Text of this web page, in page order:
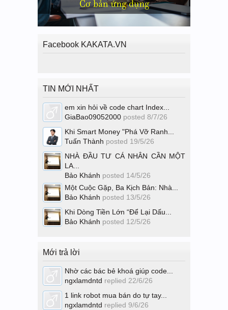
Facebook KAKATA.VN
TIN MỚI NHẤT
em xin hỏi về code chart Index...
GiaBao09052000 posted 8/7/26
Khi Smart Money "Phá Vỡ Ranh...
Tuấn Thành posted 19/5/26
NHÀ ĐẦU TƯ CÁ NHÂN CẦN MỘT
LA...
Bảo Khánh posted 14/5/26
Một Cuộc Gặp, Ba Kịch Bản: Nhà...
Bảo Khánh posted 13/5/26
Khi Dòng Tiền Lớn “Để Lại Dấu...
Bảo Khánh posted 12/5/26
Mới trả lời
Nhờ các bác bẻ khoá giúp code...
ngxlamdntd replied 22/6/26
1 link robot mua bán do tự tay...
ngxlamdntd replied 9/6/26